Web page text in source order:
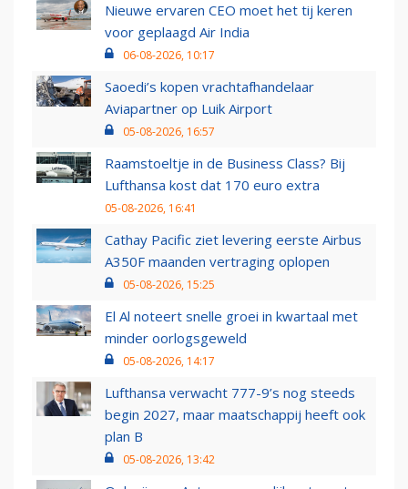
Nieuwe ervaren CEO moet het tij keren
voor geplaagd Air India
06-08-2026, 10:17
Saoedi’s kopen vrachtafhandelaar
Aviapartner op Luik Airport
05-08-2026, 16:57
Raamstoeltje in de Business Class? Bij
Lufthansa kost dat 170 euro extra
05-08-2026, 16:41
Cathay Pacific ziet levering eerste Airbus
A350F maanden vertraging oplopen
05-08-2026, 15:25
El Al noteert snelle groei in kwartaal met
minder oorlogsgeweld
05-08-2026, 14:17
Lufthansa verwacht 777-9’s nog steeds
begin 2027, maar maatschappij heeft ook
plan B
05-08-2026, 13:42